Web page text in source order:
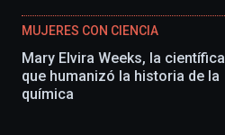
MUJERES CON CIENCIA
Mary Elvira Weeks, la científica
que humanizó la historia de la
química